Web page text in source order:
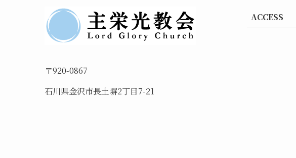
〒920-0867
石川県金沢市長土塀2丁目7-21
ACCESS